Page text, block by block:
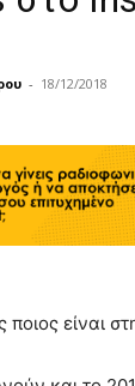
- 18/12/2018
είναι